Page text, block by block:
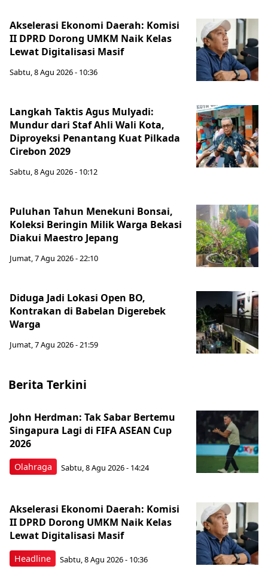
Akselerasi Ekonomi Daerah: Komisi
II DPRD Dorong UMKM Naik Kelas
Lewat Digitalisasi Masif
Sabtu, 8 Agu 2026 - 10:36
Langkah Taktis Agus Mulyadi:
Mundur dari Staf Ahli Wali Kota,
Diproyeksi Penantang Kuat Pilkada
Cirebon 2029
Sabtu, 8 Agu 2026 - 10:12
Puluhan Tahun Menekuni Bonsai,
Koleksi Beringin Milik Warga Bekasi
Diakui Maestro Jepang
Jumat, 7 Agu 2026 - 22:10
Diduga Jadi Lokasi Open BO,
Kontrakan di Babelan Digerebek
Warga
Jumat, 7 Agu 2026 - 21:59
Berita Terkini
Olahraga
John Herdman: Tak Sabar Bertemu
Singapura Lagi di FIFA ASEAN Cup
2026
Sabtu, 8 Agu 2026 - 14:24
Headline
Akselerasi Ekonomi Daerah: Komisi
II DPRD Dorong UMKM Naik Kelas
Lewat Digitalisasi Masif
Sabtu, 8 Agu 2026 - 10:36